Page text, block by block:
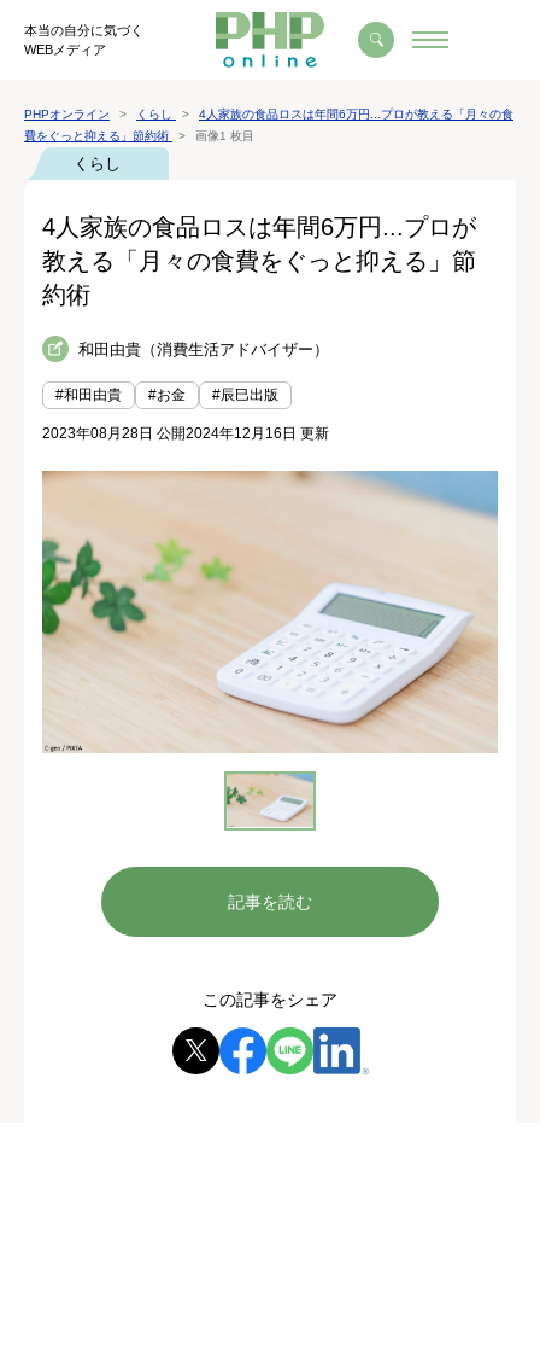
本当の自分に気づく
WEBメディア
PHPオンライン くらし
4人家族の食品ロスは年間6万円...プロが教える「月々の食
費をぐっと抑える」節約術
画像1 枚目
くらし
4人家族の食品ロスは年間6万円...プロが
教える「月々の食費をぐっと抑える」節
約術
和田由貴（消費生活アドバイザー）
#和田由貴 #お金 #辰巳出版
2023年08月28日 公開2024年12月16日 更新
記事を読む
この記事をシェア